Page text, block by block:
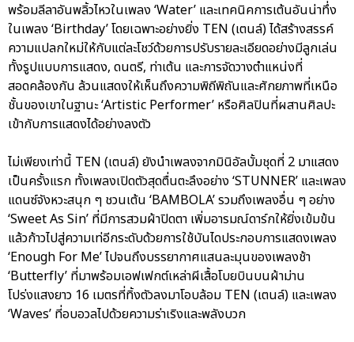
พร้อมลีลาอันพลิ้วไหวในเพลง ‘Water’ และเทคนิคการเต้นอันน่าทึ่ง
ในเพลง ‘Birthday’ โดยเฉพาะอย่างยิ่ง TEN (เตนล์) ได้สร้างสรรค์
ความแปลกใหม่ให้กับแต่ละโชว์ด้วยการปรับรายละเอียดอย่างมีลูกเล่น
ทั้งรูปแบบการแสดง, ดนตรี, ท่าเต้น และการจัดวางตำแหน่งที่
สอดคล้องกัน ล้วนแสดงให้เห็นถึงความพิถีพิถันและศักยภาพที่เหนือ
ชั้นของเขาในฐานะ ‘Artistic Performer’ หรือศิลปินที่ผสานศิลปะ
เข้ากับการแสดงได้อย่างลงตัว
ไม่เพียงเท่านี้ TEN (เตนล์) ยังนำเพลงจากมินิอัลบั้มชุดที่ 2 มาแสดง
เป็นครั้งแรก ทั้งเพลงเปิดตัวสุดตื่นตะลึงอย่าง ‘STUNNER’ และเพลง
แดนซ์จังหวะสนุก ๆ ชวนเต้น ‘BAMBOLA’ รวมถึงเพลงอื่น ๆ อย่าง
‘Sweet As Sin’ ที่มีการสวมผ้าปิดตา เพิ่มอารมณ์ดาร์กให้ยิ่งเข้มข้น
แล้วก้าวไปสู่ความเท่อีกระดับด้วยการใช้บันไดประกอบการแสดงเพลง
‘Enough For Me’ ไปจนถึงบรรยากาศแสนละมุนของเพลงช้า
‘Butterfly’ ที่มาพร้อมเอฟเฟกต์เหล่าผีเสื้อโบยบินบนผ้าม่าน
โปร่งแสงยาว 16 เมตรที่ทิ้งตัวลงมาโอบล้อม TEN (เตนล์) และเพลง
‘Waves’ ที่อบอวลไปด้วยความร่าเริงและพลังบวก